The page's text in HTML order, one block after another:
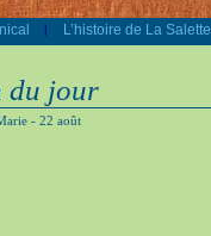
| L’histoire de La Salette
du jour
- 22 août